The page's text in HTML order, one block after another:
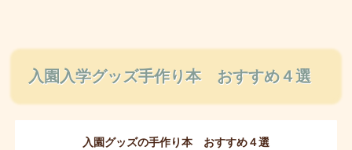
入園入学グッズ手作り本 おすすめ４選
入園グッズの手作り本 おすすめ４選